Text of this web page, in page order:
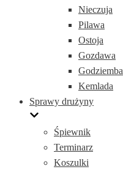
Nieczuja
Pilawa
Ostoja
Gozdawa
Godziemba
Kemlada
Sprawy drużyny
Śpiewnik
Terminarz
Koszulki